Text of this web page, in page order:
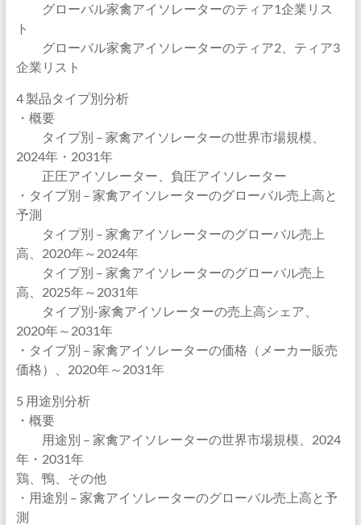
グローバル家禽アイソレーターのティア1企業リス
ト
グローバル家禽アイソレーターのティア2、ティア3
企業リスト
4 製品タイプ別分析
・概要
タイプ別 – 家禽アイソレーターの世界市場規模、
2024年・2031年
正圧アイソレーター、負圧アイソレーター
・タイプ別 – 家禽アイソレーターのグローバル売上高と
予測
タイプ別 – 家禽アイソレーターのグローバル売上
高、2020年～2024年
タイプ別 – 家禽アイソレーターのグローバル売上
高、2025年～2031年
タイプ別-家禽アイソレーターの売上高シェア、
2020年～2031年
・タイプ別 – 家禽アイソレーターの価格（メーカー販売
価格）、2020年～2031年
5 用途別分析
・概要
用途別 – 家禽アイソレーターの世界市場規模、2024
年・2031年
鶏、鴨、その他
・用途別 – 家禽アイソレーターのグローバル売上高と予
測